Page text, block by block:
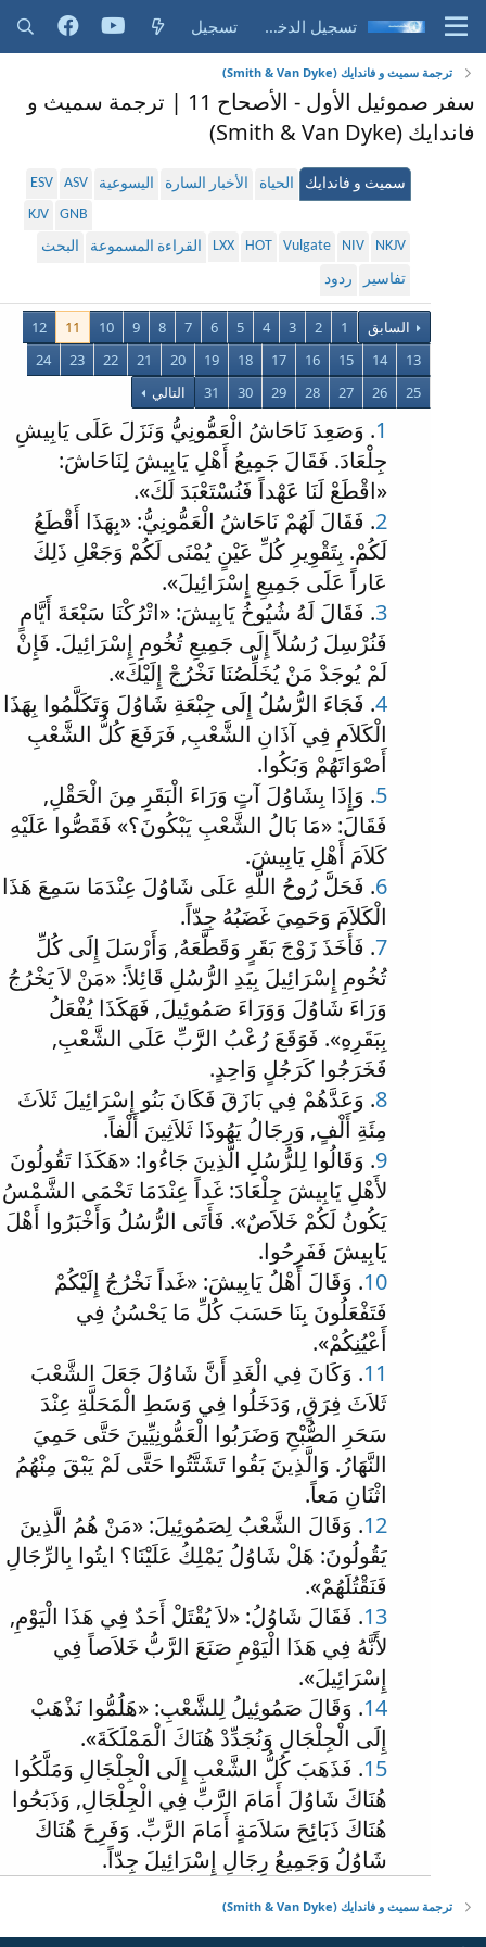
تسجيل الدخول تسجيل
ترجمة سميث و فاندايك (Smith & Van Dyke)
سفر صموئيل الأول - الأصحاح 11 | ترجمة سميث و
فاندايك (Smith & Van Dyke)
سميث و فاندايك الحياة الأخبار السارة اليسوعية ASV
ESV
GNB
KJV
NKJV
NIV
Vulgate
HOT
LXX القراءة المسموعة
البحث
تفاسير
ردود
السابق 1
2
3
4
5
6
7
8
9
10
11
12
13
14
15
16
17
18
19
20
21
22
23
24
25
26
27
28
29
30
31 التالي
1. وَصَعِدَ نَاحَاشُ الْعَمُّونِيُّ وَنَزَلَ عَلَى يَابِيشِ
جِلْعَادَ. فَقَالَ جَمِيعُ أَهْلِ يَابِيشَ لِنَاحَاشَ:
«اقْطَعْ لَنَا عَهْداً فَنُسْتَعْبَدَ لَكَ».
2. فَقَالَ لَهُمْ نَاحَاشُ الْعَمُّونِيُّ: «بِهَذَا أَقْطَعُ
لَكُمْ. بِتَقْوِيرِ كُلِّ عَيْنٍ يُمْنَى لَكُمْ وَجَعْلِ ذَلِكَ
عَاراً عَلَى جَمِيعِ إِسْرَائِيلَ».
3. فَقَالَ لَهُ شُيُوخُ يَابِيشَ: «اتْرُكْنَا سَبْعَةَ أَيَّامٍ
فَنُرْسِلَ رُسُلاً إِلَى جَمِيعِ تُخُومِ إِسْرَائِيلَ. فَإِنْ
لَمْ يُوجَدْ مَنْ يُخَلِّصُنَا نَخْرُجْ إِلَيْكَ».
4. فَجَاءَ الرُّسُلُ إِلَى جِبْعَةِ شَاوُلَ وَتَكَلَّمُوا بِهَذَا
الْكَلاَمِ فِي آذَانِ الشَّعْبِ, فَرَفَعَ كُلُّ الشَّعْبِ
أَصْوَاتَهُمْ وَبَكُوا.
5. وَإِذَا بِشَاوُلَ آتٍ وَرَاءَ الْبَقَرِ مِنَ الْحَقْلِ,
فَقَالَ: «مَا بَالُ الشَّعْبِ يَبْكُونَ؟» فَقَصُّوا عَلَيْهِ
كَلاَمَ أَهْلِ يَابِيشَ.
6. فَحَلَّ رُوحُ اللَّهِ عَلَى شَاوُلَ عِنْدَمَا سَمِعَ هَذَا
الْكَلاَمَ وَحَمِيَ غَضَبُهُ جِدّاً.
7. فَأَخَذَ زَوْجَ بَقَرٍ وَقَطَّعَهُ, وَأَرْسَلَ إِلَى كُلِّ
تُخُومِ إِسْرَائِيلَ بِيَدِ الرُّسُلِ قَائِلاً: «مَنْ لاَ يَخْرُجُ
وَرَاءَ شَاوُلَ وَوَرَاءَ صَمُوئِيلَ, فَهَكَذَا يُفْعَلُ
بِبَقَرِهِ». فَوَقَعَ رُعْبُ الرَّبِّ عَلَى الشَّعْبِ,
فَخَرَجُوا كَرَجُلٍ وَاحِدٍ.
8. وَعَدَّهُمْ فِي بَازَقَ فَكَانَ بَنُو إِسْرَائِيلَ ثَلاَثَ
مِئَةِ أَلْفٍ, وَرِجَالُ يَهُوذَا ثَلاَثِينَ أَلْفاً.
9. وَقَالُوا لِلرُّسُلِ الَّذِينَ جَاءُوا: «هَكَذَا تَقُولُونَ
لأَهْلِ يَابِيشَ جِلْعَادَ: غَداً عِنْدَمَا تَحْمَى الشَّمْسُ
يَكُونُ لَكُمْ خَلاَصٌ». فَأَتَى الرُّسُلُ وَأَخْبَرُوا أَهْلَ
يَابِيشَ فَفَرِحُوا.
10. وَقَالَ أَهْلُ يَابِيشَ: «غَداً نَخْرُجُ إِلَيْكُمْ
فَتَفْعَلُونَ بِنَا حَسَبَ كُلِّ مَا يَحْسُنُ فِي
أَعْيُنِكُمْ».
11. وَكَانَ فِي الْغَدِ أَنَّ شَاوُلَ جَعَلَ الشَّعْبَ
ثَلاَثَ فِرَقٍ, وَدَخَلُوا فِي وَسَطِ الْمَحَلَّةِ عِنْدَ
سَحَرِ الصُّبْحِ وَضَرَبُوا الْعَمُّونِيِّينَ حَتَّى حَمِيَ
النَّهَارُ. وَالَّذِينَ بَقُوا تَشَتَّتُوا حَتَّى لَمْ يَبْقَ مِنْهُمُ
اثْنَانِ مَعاً.
12. وَقَالَ الشَّعْبُ لِصَمُوئِيلَ: «مَنْ هُمُ الَّذِينَ
يَقُولُونَ: هَلْ شَاوُلُ يَمْلِكُ عَلَيْنَا؟ ايتُوا بِالرِّجَالِ
فَنَقْتُلَهُمْ».
13. فَقَالَ شَاوُلُ: «لاَ يُقْتَلْ أَحَدٌ فِي هَذَا الْيَوْمِ,
لأَنَّهُ فِي هَذَا الْيَوْمِ صَنَعَ الرَّبُّ خَلاَصاً فِي
إِسْرَائِيلَ».
14. وَقَالَ صَمُوئِيلُ لِلشَّعْبِ: «هَلُمُّوا نَذْهَبْ
إِلَى الْجِلْجَالِ وَنُجَدِّدْ هُنَاكَ الْمَمْلَكَةَ».
15. فَذَهَبَ كُلُّ الشَّعْبِ إِلَى الْجِلْجَالِ وَمَلَّكُوا
هُنَاكَ شَاوُلَ أَمَامَ الرَّبِّ فِي الْجِلْجَالِ, وَذَبَحُوا
هُنَاكَ ذَبَائِحَ سَلاَمَةٍ أَمَامَ الرَّبِّ. وَفَرِحَ هُنَاكَ
شَاوُلُ وَجَمِيعُ رِجَالِ إِسْرَائِيلَ جِدّاً.
ترجمة سميث و فاندايك (Smith & Van Dyke)